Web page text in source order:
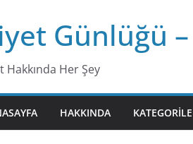
Günlüğü
Hakkında Her Şey
HAKKINDA